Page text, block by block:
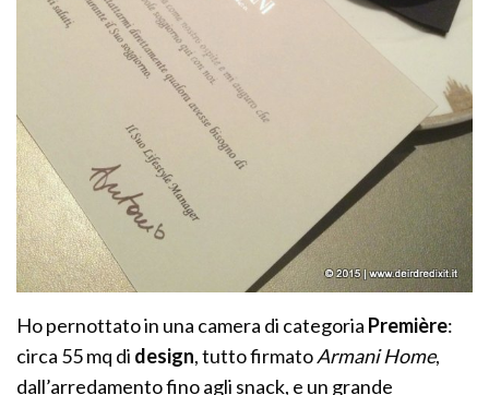
Ho pernottato in una camera di categoria Première:
circa 55 mq di design, tutto firmatoArmani Home,
dall’arredamento fino agli snack, e un grande